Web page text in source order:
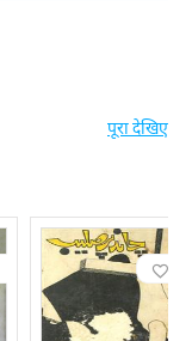
पूरा देखिए